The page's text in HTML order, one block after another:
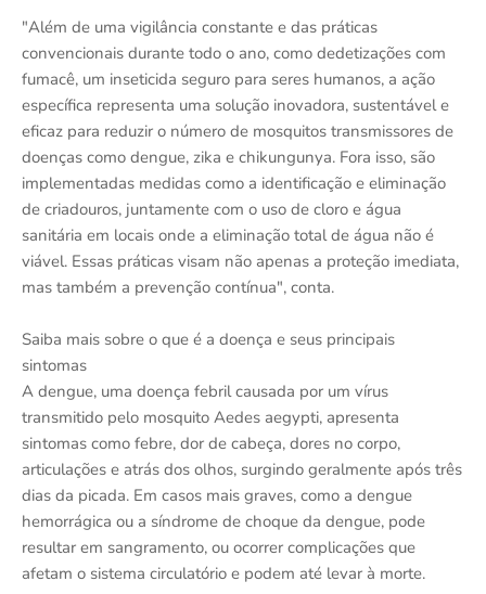
"Além de uma vigilância constante e das práticas
convencionais durante todo o ano, como dedetizações com
fumacê, um inseticida seguro para seres humanos, a ação
específica representa uma solução inovadora, sustentável e
eficaz para reduzir o número de mosquitos transmissores de
doenças como dengue, zika e chikungunya. Fora isso, são
implementadas medidas como a identificação e eliminação
de criadouros, juntamente com o uso de cloro e água
sanitária em locais onde a eliminação total de água não é
viável. Essas práticas visam não apenas a proteção imediata,
mas também a prevenção contínua", conta.
Saiba mais sobre o que é a doença e seus principais
sintomas
A dengue, uma doença febril causada por um vírus
transmitido pelo mosquito Aedes aegypti, apresenta
sintomas como febre, dor de cabeça, dores no corpo,
articulações e atrás dos olhos, surgindo geralmente após três
dias da picada. Em casos mais graves, como a dengue
hemorrágica ou a síndrome de choque da dengue, pode
resultar em sangramento, ou ocorrer complicações que
afetam o sistema circulatório e podem até levar à morte.